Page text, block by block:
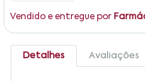
Vendido e entregue por
Detalhes Avaliações